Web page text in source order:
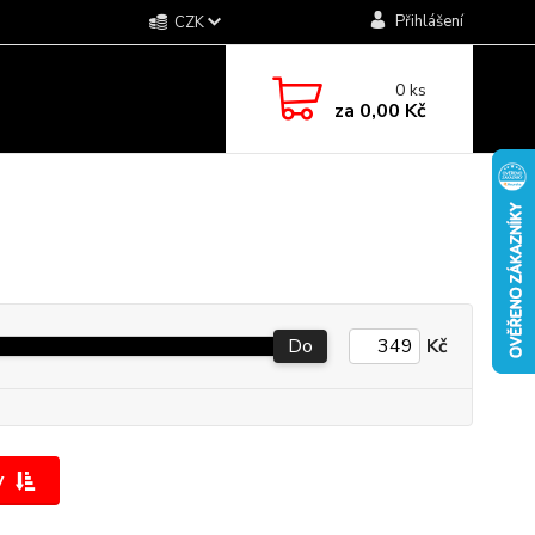
CZK Přihlášení
0ks
za 0,00 Kč
Do Kč